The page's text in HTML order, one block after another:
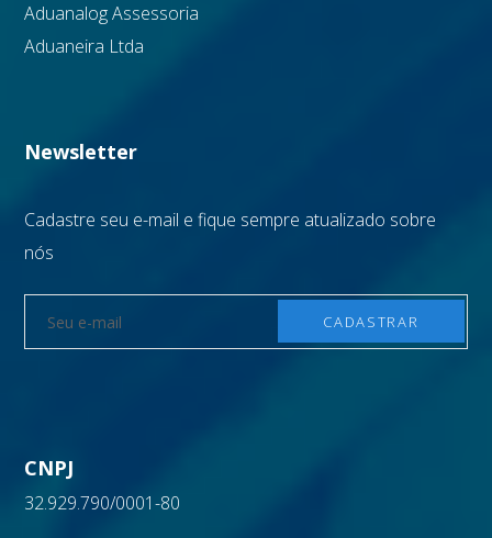
Aduanalog Assessoria
Aduaneira Ltda
Newsletter
Cadastre seu e-mail e fique sempre atualizado sobre
nós
CNPJ
32.929.790/0001-80